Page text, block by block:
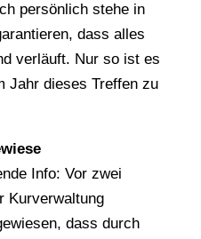
persönlich stehe in
dass alles
verläuft. Nur so ist es
Jahr dieses Treffen zu
Info: Vor zwei
Kurverwaltung
dass durch